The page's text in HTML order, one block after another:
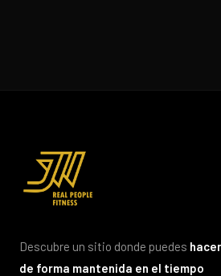
Descubre un sitio donde puedes
de forma mantenida en el tiempo